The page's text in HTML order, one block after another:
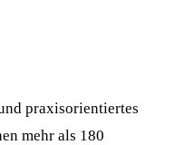
praxisorientiertes
mehr als 180